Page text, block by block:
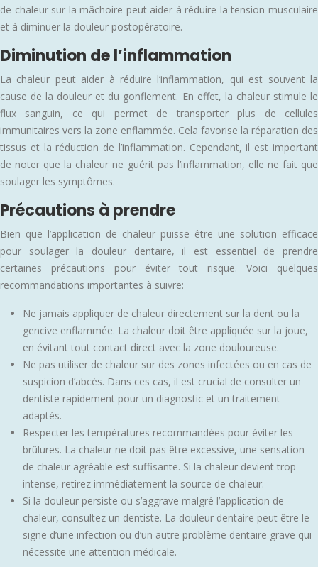
de chaleur sur la mâchoire peut aider à réduire la tension musculaire
et à diminuer la douleur postopératoire.
Diminution de l’inflammation
La chaleur peut aider à réduire l’inflammation, qui est souvent la
cause de la douleur et du gonflement. En effet, la chaleur stimule le
flux sanguin, ce qui permet de transporter plus de cellules
immunitaires vers la zone enflammée. Cela favorise la réparation des
tissus et la réduction de l’inflammation. Cependant, il est important
de noter que la chaleur ne guérit pas l’inflammation, elle ne fait que
soulager les symptômes.
Précautions à prendre
Bien que l’application de chaleur puisse être une solution efficace
pour soulager la douleur dentaire, il est essentiel de prendre
certaines précautions pour éviter tout risque. Voici quelques
recommandations importantes à suivre:
Ne jamais appliquer de chaleur directement sur la dent ou la
gencive enflammée. La chaleur doit être appliquée sur la joue,
en évitant tout contact direct avec la zone douloureuse.
Ne pas utiliser de chaleur sur des zones infectées ou en cas de
suspicion d’abcès. Dans ces cas, il est crucial de consulter un
dentiste rapidement pour un diagnostic et un traitement
adaptés.
Respecter les températures recommandées pour éviter les
brûlures. La chaleur ne doit pas être excessive, une sensation
de chaleur agréable est suffisante. Si la chaleur devient trop
intense, retirez immédiatement la source de chaleur.
Si la douleur persiste ou s’aggrave malgré l’application de
chaleur, consultez un dentiste. La douleur dentaire peut être le
signe d’une infection ou d’un autre problème dentaire grave qui
nécessite une attention médicale.